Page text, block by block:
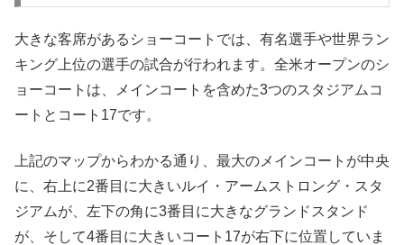
大きな客席があるショーコートでは、有名選手や世界ラン
キング上位の選手の試合が行われます。全米オープンのシ
ョーコートは、メインコートを含めた3つのスタジアムコ
ートとコート17です。
上記のマップからわかる通り、最大のメインコートが中央
に、右上に2番目に大きいルイ・アームストロング・スタ
ジアムが、左下の角に3番目に大きなグランドスタンド
が、そして4番目に大きいコート17が右下に位置していま